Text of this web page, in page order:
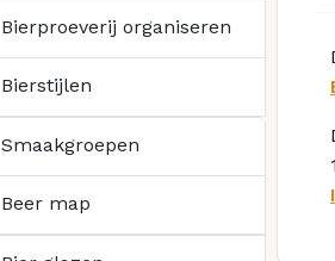
Bierproeverij organiseren
Bierstijlen
Smaakgroepen
Beer map